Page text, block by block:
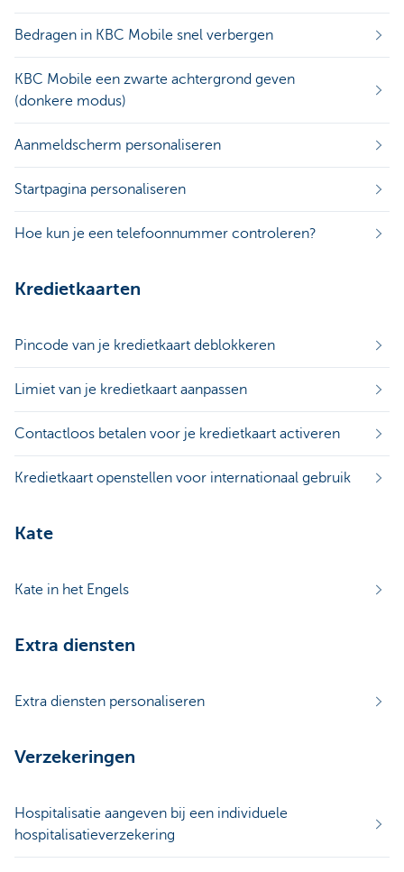
Bedragen in KBC Mobile snel verbergen
KBC Mobile een zwarte achtergrond geven
(donkere modus)
Aanmeldscherm personaliseren
Startpagina personaliseren
Hoe kun je een telefoonnummer controleren?
Kredietkaarten
Pincode van je kredietkaart deblokkeren
Limiet van je kredietkaart aanpassen
Contactloos betalen voor je kredietkaart activeren
Kredietkaart openstellen voor internationaal gebruik
Kate
Kate in het Engels
Extra diensten
Extra diensten personaliseren
Verzekeringen
Hospitalisatie aangeven bij een individuele
hospitalisatieverzekering